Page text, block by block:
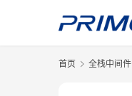
首页 全栈中间件